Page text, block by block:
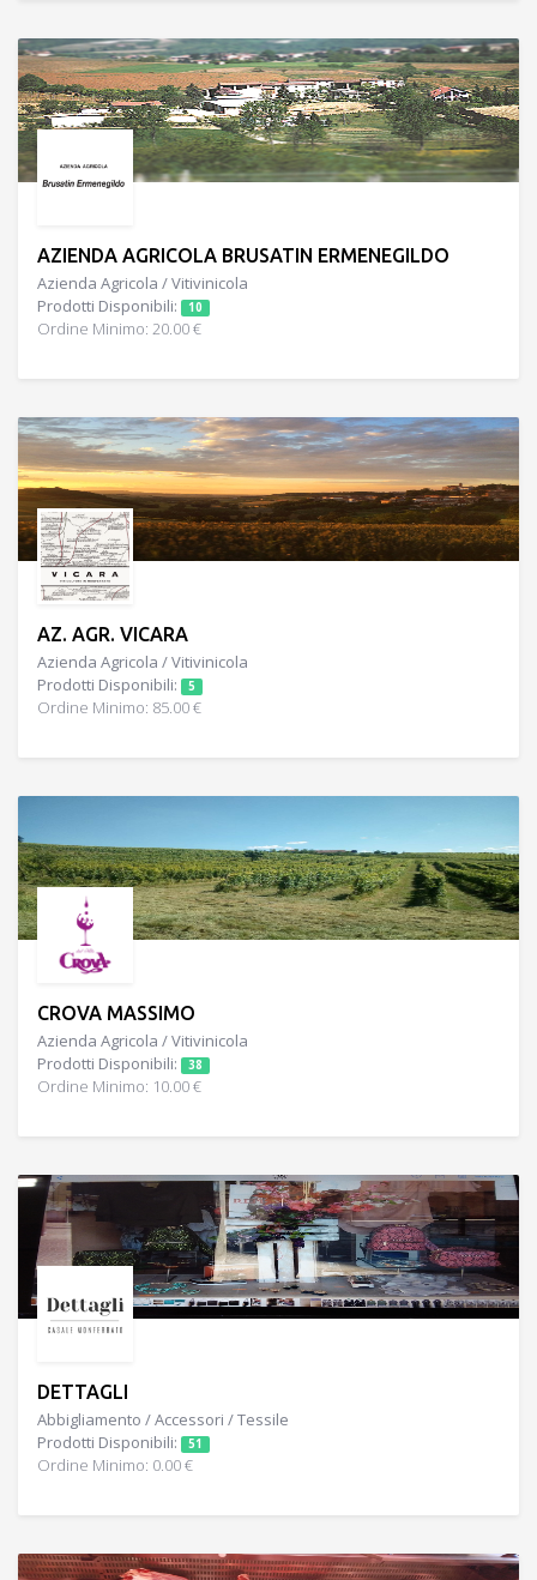
AZIENDA AGRICOLA BRUSATIN ERMENEGILDO
Azienda Agricola / Vitivinicola
Prodotti Disponibili:
10
Ordine Minimo: 20.00 €
AZ. AGR. VICARA
Azienda Agricola / Vitivinicola
Prodotti Disponibili:
5
Ordine Minimo: 85.00 €
CROVA MASSIMO
Azienda Agricola / Vitivinicola
Prodotti Disponibili:
38
Ordine Minimo: 10.00 €
DETTAGLI
Abbigliamento / Accessori / Tessile
Prodotti Disponibili:
51
Ordine Minimo: 0.00 €